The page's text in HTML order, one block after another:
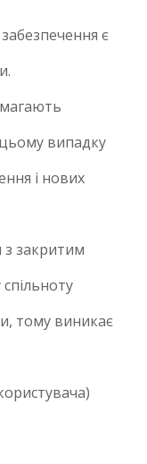
є
випадку
і нових
з закритим
тому виникає